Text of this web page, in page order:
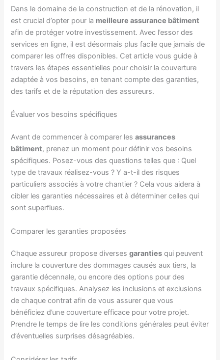
Dans le domaine de la construction et de la rénovation, il
est crucial d’opter pour la meilleure assurance bâtiment
afin de protéger votre investissement. Avec l’essor des
services en ligne, il est désormais plus facile que jamais de
comparer les offres disponibles. Cet article vous guide à
travers les étapes essentielles pour choisir la couverture
adaptée à vos besoins, en tenant compte des garanties,
des tarifs et de la réputation des assureurs.
Évaluer vos besoins spécifiques
Avant de commencer à comparer lesassurances
bâtiment, prenez un moment pour définir vos besoins
spécifiques. Posez-vous des questions telles que : Quel
type de travaux réalisez-vous ? Y a-t-il des risques
particuliers associés à votre chantier ? Cela vous aidera à
cibler les garanties nécessaires et à déterminer celles qui
sont superflues.
Comparer les garanties proposées
Chaque assureur propose diversesgaranties qui peuvent
inclure la couverture des dommages causés aux tiers, la
garantie décennale, ou encore des options pour des
travaux spécifiques. Analysez les inclusions et exclusions
de chaque contrat afin de vous assurer que vous
bénéficiez d’une couverture efficace pour votre projet.
Prendre le temps de lire les conditions générales peut éviter
d’éventuelles surprises désagréables.